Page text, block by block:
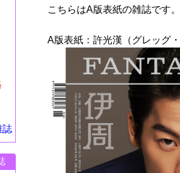
誌
こちらはA版表紙の雑誌です。
A版表紙：許光漢（グレッグ